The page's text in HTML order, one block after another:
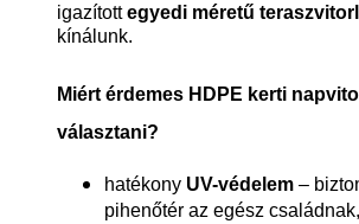
igazítottegyedi méretű
kínálunk.
Miért érdemes HDPE kerti
választani?
hatékony UV-védelem –
pihenőtér az egész családnak,